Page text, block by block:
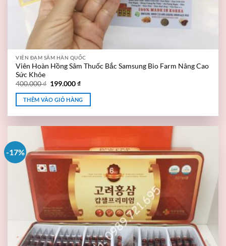
VIÊN ĐẠM SÂM HÀN QUỐC
Viên Hoàn Hồng Sâm Thuốc Bắc Samsung Bio Farm Nâng Cao
Sức Khỏe
400.000₫ 199.000₫
THÊM VÀO GIỎ HÀNG
-17%